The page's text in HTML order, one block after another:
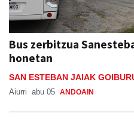
Bus zerbitzua
honetan
SAN ESTEBAN JAIAK
Aiurri abu 05 ANDOAIN